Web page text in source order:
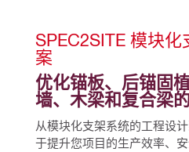
SPEC2SITE 模块
案
优化锚板、后锚固
墙、木梁和复合梁
从模块化支架系统的工程设
于提升您项目的生产效率、安